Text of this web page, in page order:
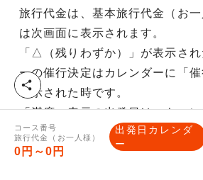
旅行代金は、基本旅行代金（お
は次画面に表示されます。
「△（残りわずか）」が表示さ
ーの催行決定はカレンダーに「
表示された時です。
「満席」表示の出発日は、キャ
約ができます。
「満席」表示は、催行決定を意
コース番号
旅行代金（お一人様）
0円～0円
出発日カレンダ
ー
シ
ェ
ア